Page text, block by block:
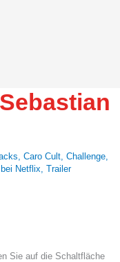
, Caro Cult, Challenge,
Netflix, Trailer
Sie auf die Schaltfläche